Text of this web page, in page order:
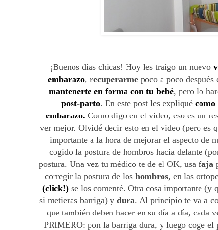
¡Buenos días chicas! Hoy les traigo un nuevo
embarazo, recuperarmepoco a poco después
mantenerte en forma con tu bebé, pero lo
post-parto. En este post les expliquécomo
embarazo. Como digo en el video, eso es un
ver mejor. Olvidé decir esto en el video (pero es
importante a la hora de mejorar el aspecto de
cogido la postura de hombros hacia delante
postura. Una vez tu médico te de el OK, usafaja
corregir la postura de los hombros, en las
(click!) se los comenté. Otra cosa importante (y
si metieras barriga) ydura. Al principio te va a
que también deben hacer en su día a día, cada
PRIMERO: pon la barriga dura, y luego coge el